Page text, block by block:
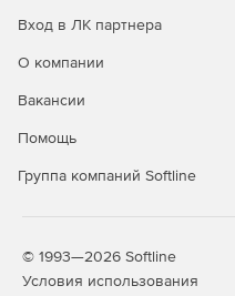
Вход в ЛК партнера
О компании
Вакансии
Помощь
Группа компаний Softline
© 1993—2026 Softline
Условия использования